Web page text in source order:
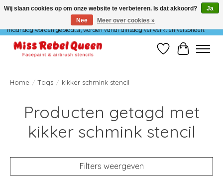
Wij verzenden niet op maandag. Bestellingen die in het weekend of op
maandag worden geplaatst, worden vanaf dinsdag verwerkt en verzonden.
Verlanglijst
Home / Tags / kikker schmink stencil
Producten getagd met
kikker schmink stencil
Filters weergeven
Wij slaan cookies op om onze website te verbeteren. Is dat akkoord?
Ja
Nee
Meer over cookies »